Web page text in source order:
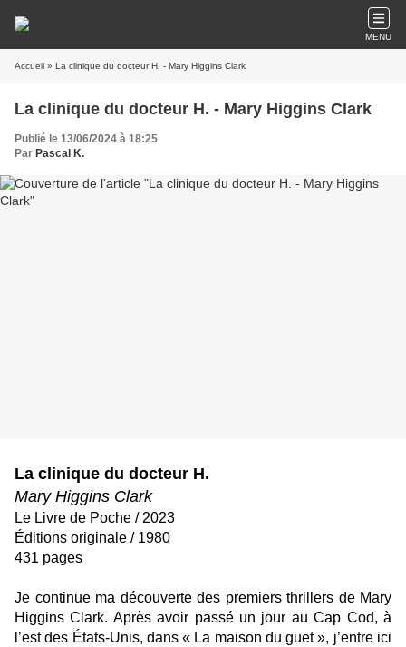
MENU
Accueil » La clinique du docteur H. - Mary Higgins Clark
La clinique du docteur H. - Mary Higgins Clark
Publié le 13/06/2024 à 18:25
Par Pascal K.
La clinique du docteur H.
Mary Higgins Clark
Le Livre de Poche / 2023
Éditions originale / 1980
431 pages
Je continue ma découverte des premiers thrillers de Mary
Higgins Clark. Après avoir passé un jour au Cap Cod, à
l’est des États-Unis, dans « La maison du guet », j’entre ici